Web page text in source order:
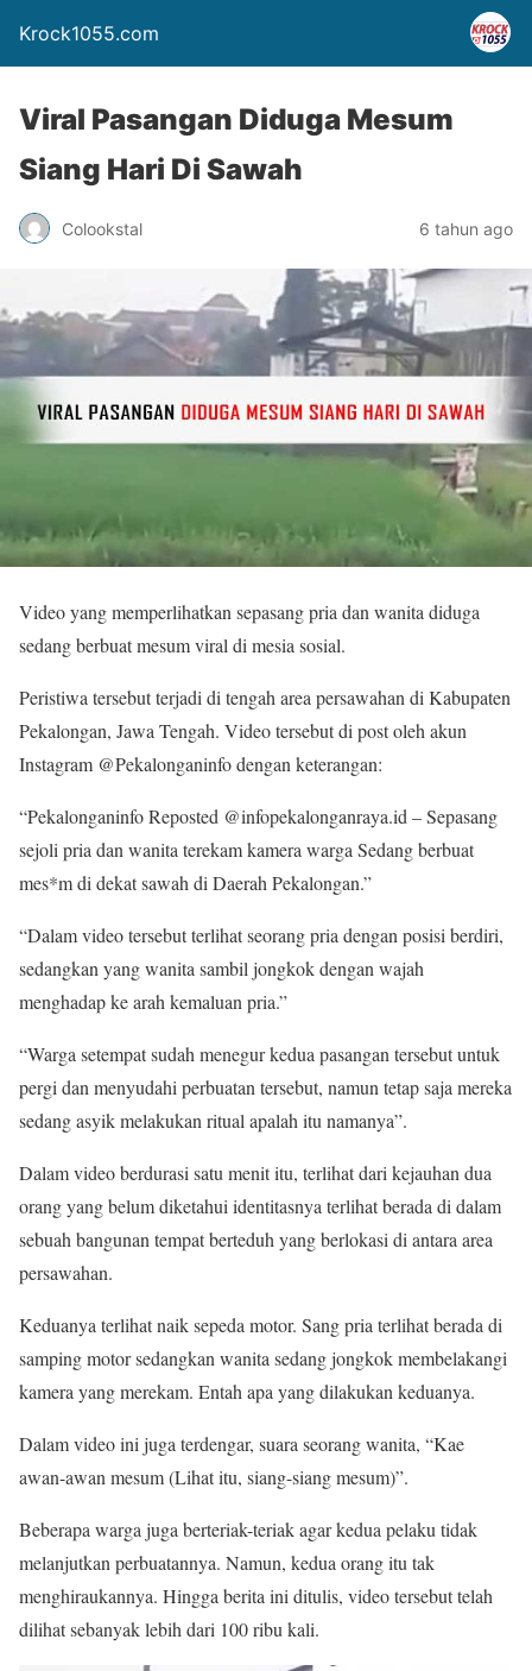
Krock1055.com
Viral Pasangan Diduga Mesum
Siang Hari Di Sawah
Colookstal 6 tahun ago
Video yang memperlihatkan sepasang pria dan wanita diduga
sedang berbuat mesum viral di mesia sosial.
Peristiwa tersebut terjadi di tengah area persawahan di Kabupaten
Pekalongan, Jawa Tengah. Video tersebut di post oleh akun
Instagram @Pekalonganinfo dengan keterangan:
“Pekalonganinfo Reposted @infopekalonganraya.id – Sepasang
sejoli pria dan wanita terekam kamera warga Sedang berbuat
mes*m di dekat sawah di Daerah Pekalongan.”
“Dalam video tersebut terlihat seorang pria dengan posisi berdiri,
sedangkan yang wanita sambil jongkok dengan wajah
menghadap ke arah kemaluan pria.”
“Warga setempat sudah menegur kedua pasangan tersebut untuk
pergi dan menyudahi perbuatan tersebut, namun tetap saja mereka
sedang asyik melakukan ritual apalah itu namanya”.
Dalam video berdurasi satu menit itu, terlihat dari kejauhan dua
orang yang belum diketahui identitasnya terlihat berada di dalam
sebuah bangunan tempat berteduh yang berlokasi di antara area
persawahan.
Keduanya terlihat naik sepeda motor. Sang pria terlihat berada di
samping motor sedangkan wanita sedang jongkok membelakangi
kamera yang merekam. Entah apa yang dilakukan keduanya.
Dalam video ini juga terdengar, suara seorang wanita, “Kae
awan-awan mesum (Lihat itu, siang-siang mesum)”.
Beberapa warga juga berteriak-teriak agar kedua pelaku tidak
melanjutkan perbuatannya. Namun, kedua orang itu tak
menghiraukannya. Hingga berita ini ditulis, video tersebut telah
dilihat sebanyak lebih dari 100 ribu kali.